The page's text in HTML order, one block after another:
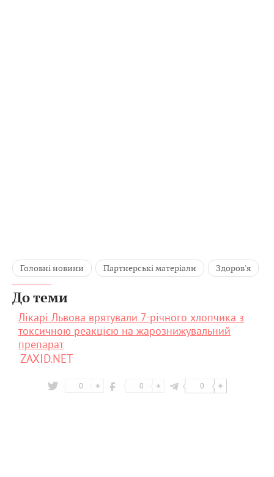
Головні новини Партнерські матеріали Здоров'я
До теми
Лікарі Львова врятували 7-річного хлопчика з
токсичною реакцією на жарознижувальний
препарат
ZAXID.NET
0 0 0